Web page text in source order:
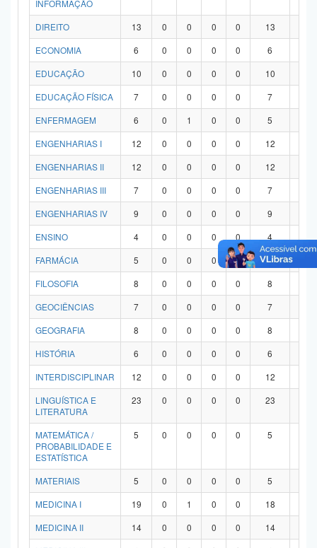
INFORMAÇÃO
DIREITO 13 0 0 0 0 13
ECONOMIA
6 0 0 0 0 6
EDUCAÇÃO
10 0 0 0 0 10
EDUCAÇÃO FÍSICA
7 0 0 0 0 7
ENFERMAGEM
6 0 1 0 0 5
ENGENHARIAS I
12 0 0 0 0 12
ENGENHARIAS II
12 0 0 0 0 12
ENGENHARIAS III
7 0 0 0 0 7
ENGENHARIAS IV
9 0 0 0 0 9
ENSINO
4 0 0 0 0 4
FARMÁCIA
5 0 0 0 0 5
FILOSOFIA
8 0 0 0 0 8
GEOCIÊNCIAS
7 0 0 0 0 7
GEOGRAFIA
8 0 0 0 0 8
HISTÓRIA
6 0 0 0 0 6
INTERDISCIPLINAR
12 0 0 0 0 12
LINGUÍSTICA E
LITERATURA
23 0 0 0 0 23
MATEMÁTICA /
PROBABILIDADE E
ESTATÍSTICA
5 0 0 0 0 5
MATERIAIS 5 0 0 0 0 5
MEDICINA I
19 0 1 0 0 18
MEDICINA II
14 0 0 0 0 14